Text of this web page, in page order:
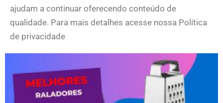
ajudam a continuar oferecendo conteúdo de
qualidade. Para mais detalhes acesse nossa Política
de privacidade